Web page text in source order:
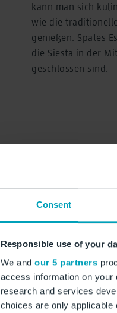
Consent
Responsible use of your
We and our 5 partners
access information on your
research and services
choices are only
kann man sich
wie die
genießen. Spätes
die Siesta in der
geschlossen sind.